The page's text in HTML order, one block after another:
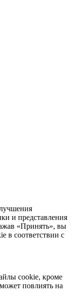
и представления
«Принять», вы
в соответствии с
cookie, кроме
повлиять на